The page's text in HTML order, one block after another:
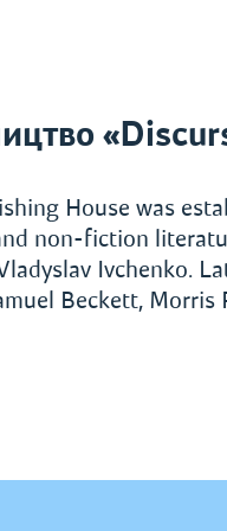
House was
non-fiction
Ivchenko.
Beckett, Morris